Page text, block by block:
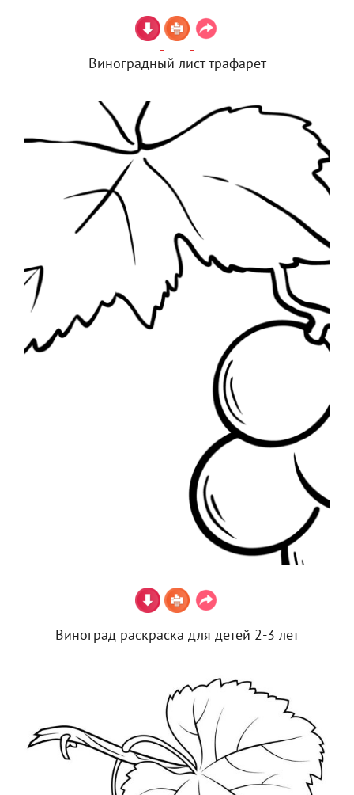
Виноградный лист трафарет
Виноград раскраска для детей 2-3 лет